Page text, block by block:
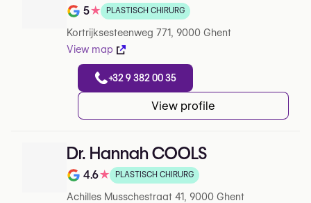
Note de 5 sur 5 sur Google
5★ PLASTISCH CHIRURG
Kortrijksesteenweg 771, 9000 Ghent
View map
+32 9 382 00 35
View profile
Dr. Hannah COOLS
Note de 4.6 sur 5 sur Google
4.6★ PLASTISCH CHIRURG
Achilles Musschestraat 41, 9000 Ghent